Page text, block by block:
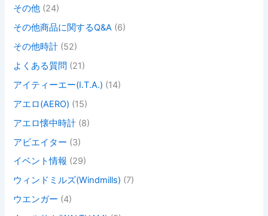
その他 (24)
その他商品に関するQ&A (6)
その他時計 (52)
よくある質問 (21)
アイティーエー(I.T.A.) (14)
アエロ(AERO) (15)
アエロ懐中時計 (8)
アビエイター (3)
イベント情報 (29)
ウィンドミルズ(Windmills) (7)
ウエンガー (4)